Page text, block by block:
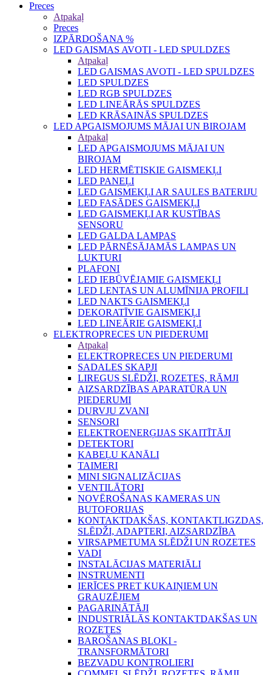
Preces
Atpakaļ
Preces
IZPĀRDOŠANA %
LED GAISMAS AVOTI - LED SPULDZES
Atpakaļ
LED GAISMAS AVOTI - LED SPULDZES
LED SPULDZES
LED RGB SPULDZES
LED LINEĀRĀS SPULDZES
LED KRĀSAINĀS SPULDZES
LED APGAISMOJUMS MĀJAI UN BIROJAM
Atpakaļ
LED APGAISMOJUMS MĀJAI UN
BIROJAM
LED HERMĒTISKIE GAISMEKĻI
LED PANEĻI
LED GAISMEKĻI AR SAULES BATERIJU
LED FASĀDES GAISMEKĻI
LED GAISMEKĻI AR KUSTĪBAS
SENSORU
LED GALDA LAMPAS
LED PĀRNĒSĀJAMĀS LAMPAS UN
LUKTURI
PLAFONI
LED IEBŪVĒJAMIE GAISMEKĻI
LED LENTAS UN ALUMĪNIJA PROFILI
LED NAKTS GAISMEKĻI
DEKORATĪVIE GAISMEKĻI
LED LINEĀRIE GAISMEKĻI
ELEKTROPRECES UN PIEDERUMI
Atpakaļ
ELEKTROPRECES UN PIEDERUMI
SADALES SKAPJI
LIREGUS SLĒDŽI, ROZETES, RĀMJI
AIZSARDZĪBAS APARATŪRA UN
PIEDERUMI
DURVJU ZVANI
SENSORI
ELEKTROENERĢIJAS SKAITĪTĀJI
DETEKTORI
KABEĻU KANĀLI
TAIMERI
MINI SIGNALIZĀCIJAS
VENTILĀTORI
NOVĒROŠANAS KAMERAS UN
BUTOFORIJAS
KONTAKTDAKŠAS, KONTAKTLIGZDAS,
SLĒDŽI, ADAPTERI, AIZSARDZĪBA
VIRSAPMETUMA SLĒDŽI UN ROZETES
VADI
INSTALĀCIJAS MATERIĀLI
INSTRUMENTI
IERĪCES PRET KUKAIŅIEM UN
GRAUZĒJIEM
PAGARINĀTĀJI
INDUSTRIĀLĀS KONTAKTDAKŠAS UN
ROZETES
BAROŠANAS BLOKI -
TRANSFORMĀTORI
BEZVADU KONTROLIERI